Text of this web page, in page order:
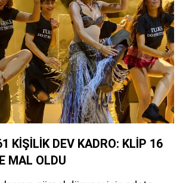
KİŞİLİK DEV KADRO: KLİP 16
MAL OLDU